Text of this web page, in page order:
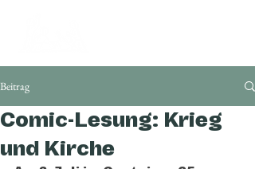
Beitrag
Comic-Lesung: Krieg
und Kirche